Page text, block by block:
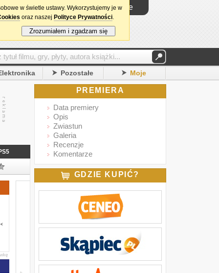
Logowanie
Pozostałe Moje
PREMIERA
Data premiery
Opis
Zwiastun
Galeria
Recenzje
Komentarze
GDZIE KUPIĆ?
w świetle ustawy. Wykorzystujemy je w
oraz naszej Polityce Prywatności.
Zrozumiałem i zgadzam się